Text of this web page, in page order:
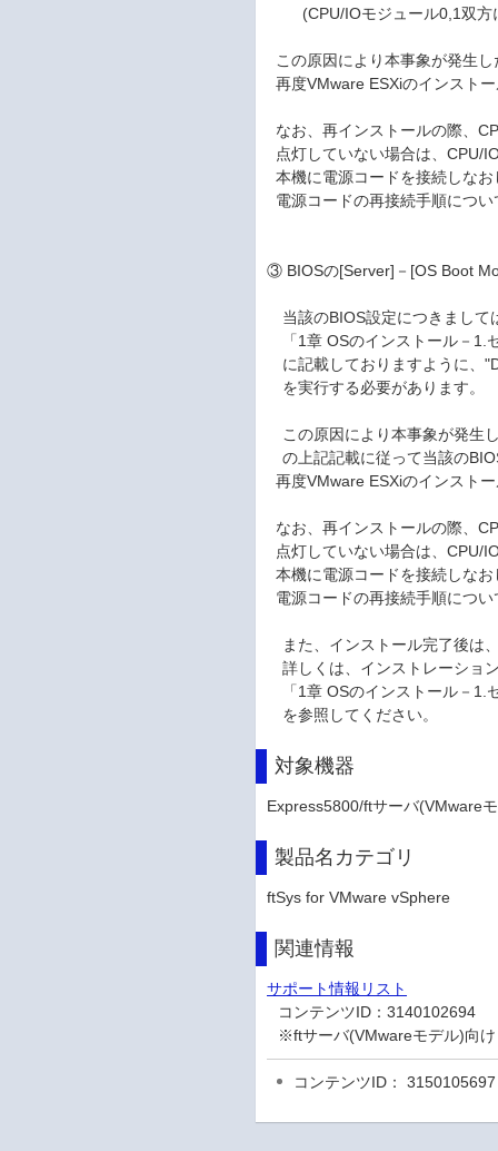
(CPU/IOモジュール0,1双方
この原因により本事象が発生し
再度VMware ESXiのインスト
なお、再インストールの際、
点灯していない場合は、CPU/
本機に電源コードを接続しな
電源コードの再接続手順につ
③ BIOSの[Server]－[OS Boot
当該のBIOS設定につきまして
「1章 OSのインストール－1.
に記載しておりますように、
を実行する必要があります。
この原因により本事象が発生
の上記記載に従って当該の
再度VMware ESXiのインスト
なお、再インストールの際、
点灯していない場合は、CPU/
本機に電源コードを接続しな
電源コードの再接続手順につ
また、インストール完了後は
詳しくは、インストレーショ
「1章 OSのインストール－1.
を参照してください。
対象機器
Express5800/ftサーバ(VMware
製品名カテゴリ
ftSys for VMware vSphere
関連情報
サポート情報リスト
コンテンツID：3140102694
※ftサーバ(VMwareモデル)向
コンテンツID： 3150105697